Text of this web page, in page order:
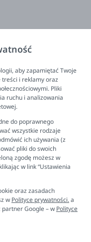
aby zapamiętać Twoje
treści i reklamy oraz
Pliki
ruchu i analizowania
do poprawnego
wszystkie rodzaje
ich używania (z
pliki do swoich
zgodę możesz w
w link “Ustawienia
oraz zasadach
w Polityce prywatności.a
Google – w Polityce